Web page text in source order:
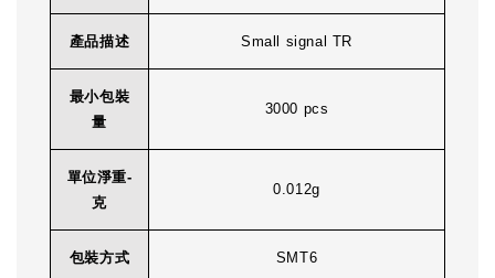
產品描述 Small signal TR
最小包裝
量
3000 pcs
單位淨重-
克
0.012g
包裝方式 SMT6